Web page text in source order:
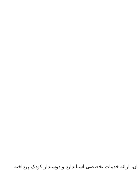
ارائه خدمات تخصصی استاندارد و دوستدار کودک پرداخته